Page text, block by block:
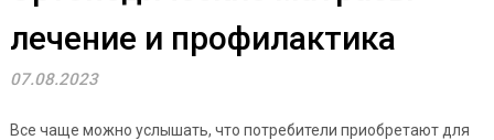
лечение и профилактика
07.08.2023
Все чаще можно услышать, что потребители приобретают для